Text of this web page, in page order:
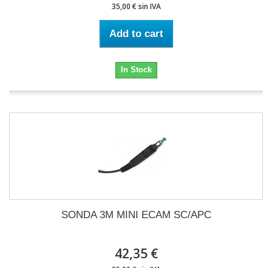
35,00 € sin IVA
Add to cart
In Stock
SONDA 3M MINI ECAM SC/APC
42,35 €